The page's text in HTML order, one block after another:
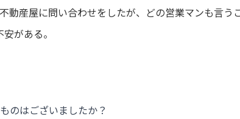
動産屋に問い合わせをしたが、どの営業マンも言う
がある。
のはございましたか？